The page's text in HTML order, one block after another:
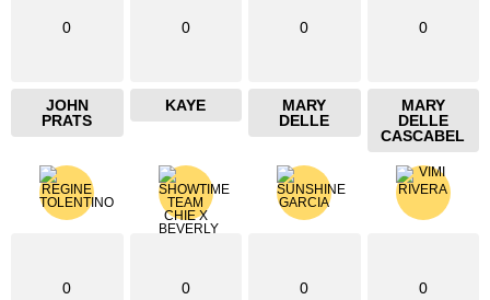
0
JOHN
PRATS
0
KAYE
0
MARY
DELLE
0
MARY
DELLE
CASCABEL
0 0 0 0